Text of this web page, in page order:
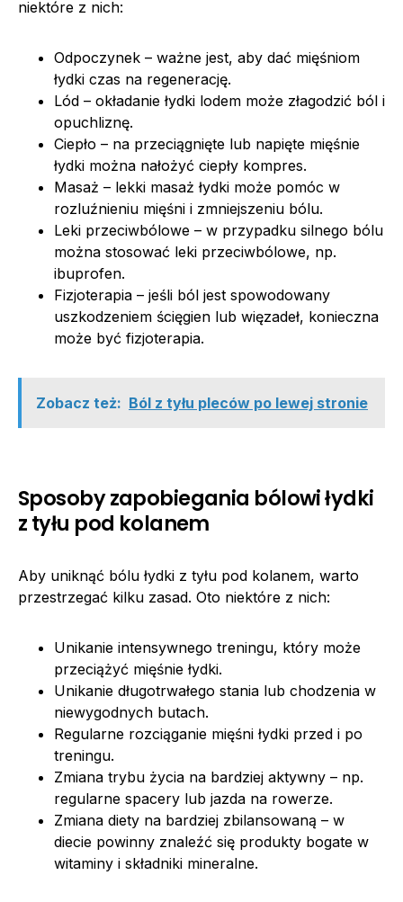
niektóre z nich:
Odpoczynek – ważne jest, aby dać mięśniom
łydki czas na regenerację.
Lód – okładanie łydki lodem może złagodzić ból i
opuchliznę.
Ciepło – na przeciągnięte lub napięte mięśnie
łydki można nałożyć ciepły kompres.
Masaż – lekki masaż łydki może pomóc w
rozluźnieniu mięśni i zmniejszeniu bólu.
Leki przeciwbólowe – w przypadku silnego bólu
można stosować leki przeciwbólowe, np.
ibuprofen.
Fizjoterapia – jeśli ból jest spowodowany
uszkodzeniem ścięgien lub więzadeł, konieczna
może być fizjoterapia.
Zobacz też: Ból z tyłu pleców po lewej stronie
Sposoby zapobiegania bólowi łydki
z tyłu pod kolanem
Aby uniknąć bólu łydki z tyłu pod kolanem, warto
przestrzegać kilku zasad. Oto niektóre z nich:
Unikanie intensywnego treningu, który może
przeciążyć mięśnie łydki.
Unikanie długotrwałego stania lub chodzenia w
niewygodnych butach.
Regularne rozciąganie mięśni łydki przed i po
treningu.
Zmiana trybu życia na bardziej aktywny – np.
regularne spacery lub jazda na rowerze.
Zmiana diety na bardziej zbilansowaną – w
diecie powinny znaleźć się produkty bogate w
witaminy i składniki mineralne.